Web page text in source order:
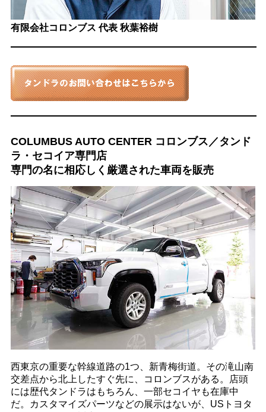
有限会社コロンブス 代表 秋葉裕樹
COLUMBUS AUTO CENTER コロンブス／タンド
ラ・セコイア専門店
専門の名に相応しく厳選された車両を販売
西東京の重要な幹線道路の1つ、新青梅街道。その滝山南
交差点から北上したすぐ先に、コロンブスがある。店頭
には歴代タンドラはもちろん、一部セコイヤも在庫中
だ。カスタマイズパーツなどの展示はないが、USトヨタ